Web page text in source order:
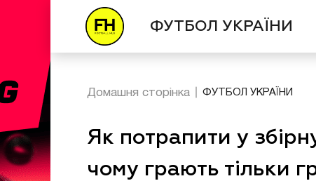
ФУТБОЛ УКРАЇНИ
Домашня сторінка ФУТБОЛ УКРАЇНИ
Як потрапити у
чому грають тільки